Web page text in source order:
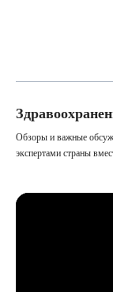
collected, they
Обзоры и важные
экспертами страны